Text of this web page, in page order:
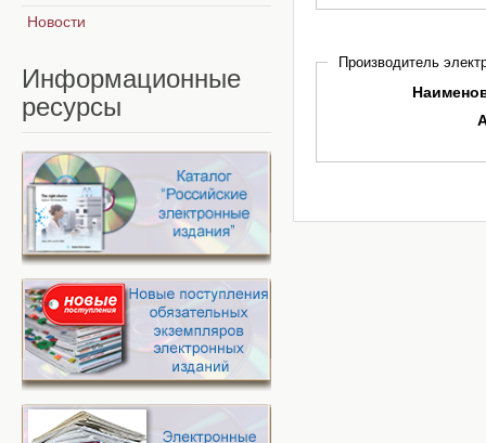
Производитель
Новости
Информационные
ресурсы